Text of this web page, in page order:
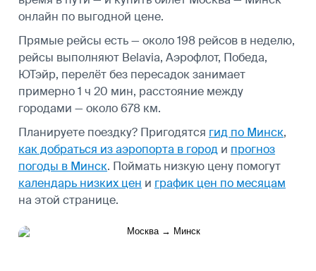
онлайн по выгодной цене.
Прямые рейсы есть — около 198 рейсов в неделю,
рейсы выполняют Belavia, Аэрофлот, Победа,
ЮТэйр, перелёт без пересадок занимает
примерно 1 ч 20 мин, расстояние между
городами — около 678 км.
Планируете поездку? Пригодятся гид по Минск,
как добраться из аэропорта в город и прогноз
погоды в Минск. Поймать низкую цену помогут
календарь низких цен и график цен по месяцам
на этой странице.